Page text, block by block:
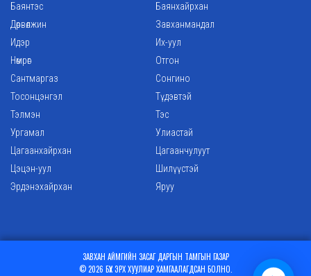
Баянтэс
Баянхайрхан
Дөрвөлжин
Завханмандал
Идэр
Их-уул
Нөмрөг
Отгон
Сантмаргаз
Сонгино
Тосонцэнгэл
Түдэвтэй
Тэлмэн
Тэс
Ургамал
Улиастай
Цагаанхайрхан
Цагаанчулуут
Цэцэн-уул
Шилүүстэй
Эрдэнэхайрхан
Яруу
ЗАВХАН АЙМГИЙН ЗАСАГ ДАРГЫН ТАМГЫН ГАЗАР
© 2026 БҮХ ЭРХ ХУУЛИАР ХАМГААЛАГДСАН БОЛНО.